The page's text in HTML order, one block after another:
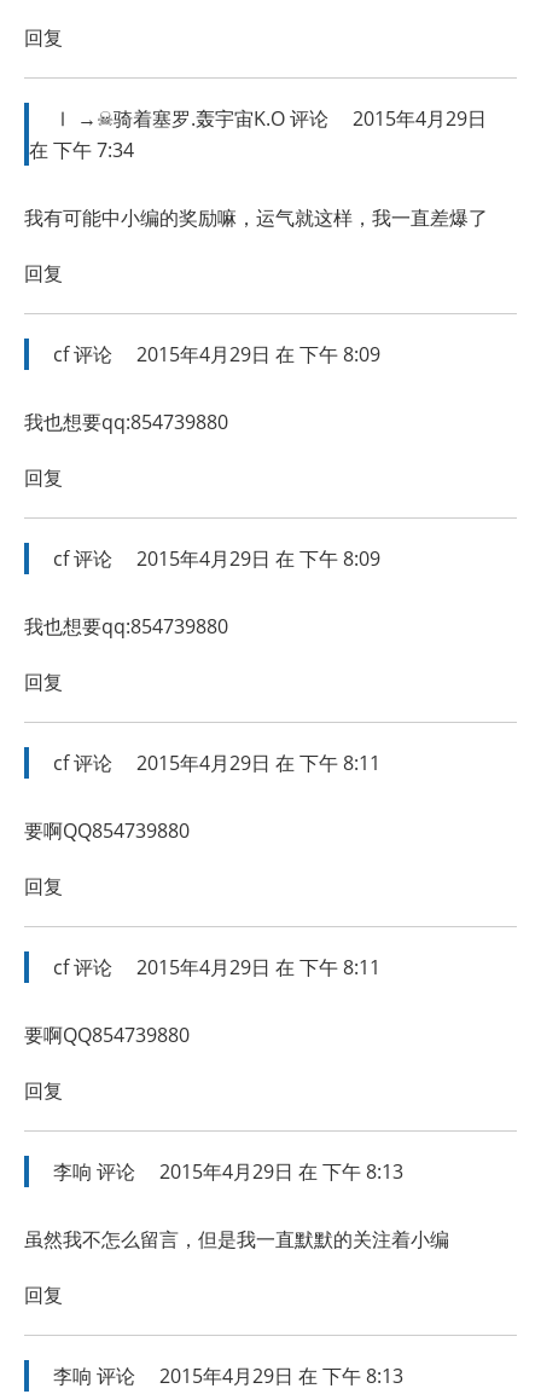
回复
Ⅰ →☠骑着塞罗.轰宇宙K.O评论
2015年4月29日
在 下午 7:34
我有可能中小编的奖励嘛，运气就这样，我一直差爆了
回复
cf评论 2015年4月29日 在 下午 8:09
我也想要qq:854739880
回复
cf评论 2015年4月29日 在 下午 8:09
我也想要qq:854739880
回复
cf评论 2015年4月29日 在 下午 8:11
要啊QQ854739880
回复
cf评论 2015年4月29日 在 下午 8:11
要啊QQ854739880
回复
李响 评论 2015年4月29日 在 下午 8:13
虽然我不怎么留言，但是我一直默默的关注着小编
回复
李响 评论 2015年4月29日 在 下午 8:13